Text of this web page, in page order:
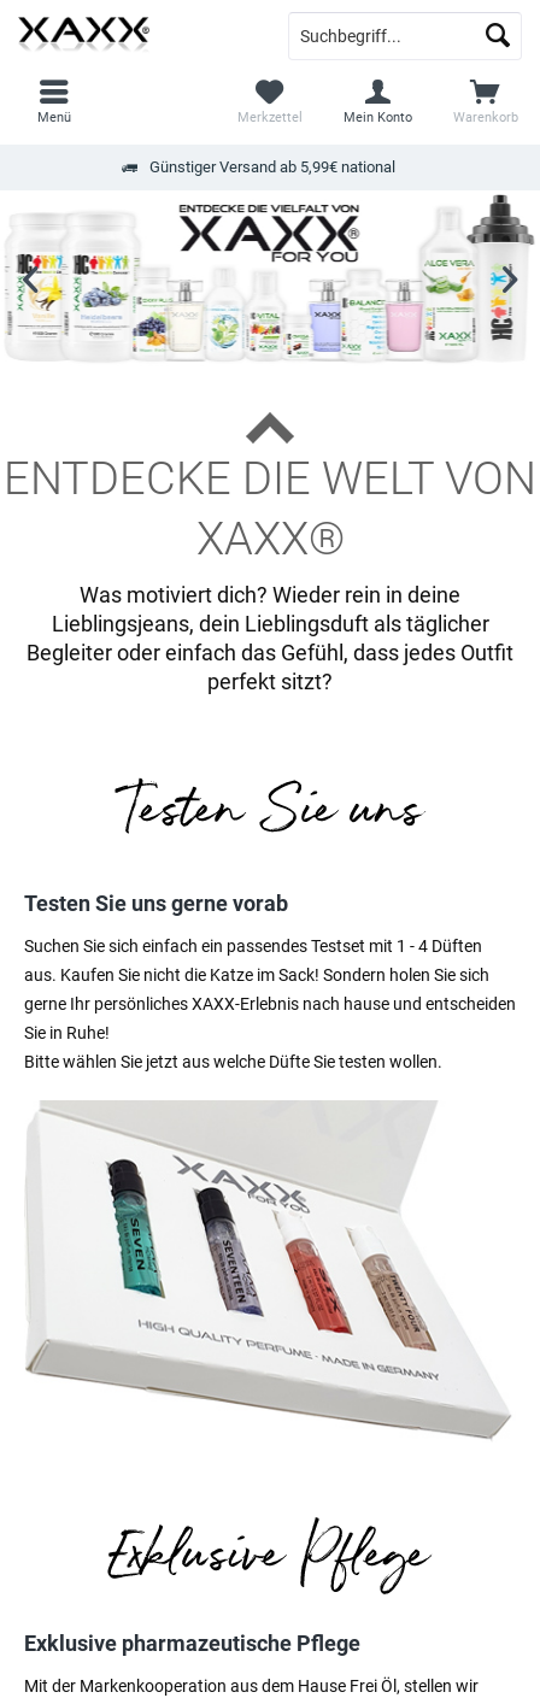
Günstiger Versand ab 5,99€ national
Warenkorb
Merkzettel Mein Konto
Menü
ENTDECKE DIE WELT VON
XAXX®
Was motiviert dich? Wieder rein in deine
Lieblingsjeans, dein Lieblingsduft als täglicher
Begleiter oder einfach das Gefühl, dass jedes Outfit
perfekt sitzt?
Testen Sie uns gerne vorab
Suchen Sie sich einfach ein passendes Testset mit 1 - 4 Düften
aus. Kaufen Sie nicht die Katze im Sack! Sondern holen Sie sich
gerne Ihr persönliches XAXX-Erlebnis nach hause und entscheiden
Sie in Ruhe!
Bitte wählen Sie jetzt aus welche Düfte Sie testen wollen.
Exklusive pharmazeutische Pflege
Mit der Markenkooperation aus dem Hause Frei Öl, stellen wir